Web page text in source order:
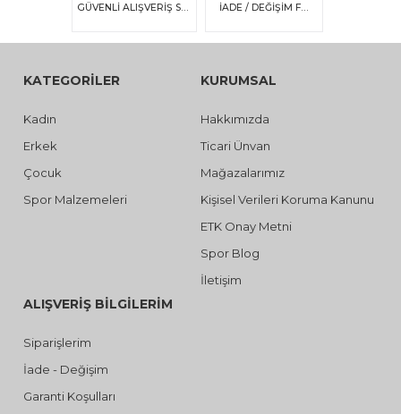
GÜVENLİ ALIŞVERİŞ SSL GÜVENLİĞİ İADE / DEĞİŞİM FIRSATI
KATEGORİLER
Kadın
Erkek
Çocuk
Spor Malzemeleri
KURUMSAL
Hakkımızda
Ticari Ünvan
Mağazalarımız
Kişisel Verileri Koruma Kanunu
ETK Onay Metni
Spor Blog
İletişim
ALIŞVERİŞ BİLGİLERİM
Siparişlerim
İade - Değişim
Garanti Koşulları